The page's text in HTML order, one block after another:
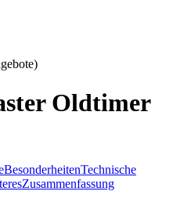
Oldtimer
BesonderheitenTechnische
Zusammenfassung